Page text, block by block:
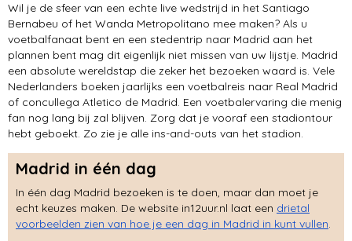
Wil je de sfeer van een echte live wedstrijd in het Santiago
Bernabeu of het Wanda Metropolitano mee maken? Als u
voetbalfanaat bent en een stedentrip naar Madrid aan het
plannen bent mag dit eigenlijk niet missen van uw lijstje. Madrid
een absolute wereldstap die zeker het bezoeken waard is. Vele
Nederlanders boeken jaarlijks een voetbalreis naar Real Madrid
of concullega Atletico de Madrid. Een voetbalervaring die menig
fan nog lang bij zal blijven. Zorg dat je vooraf een stadiontour
hebt geboekt. Zo zie je alle ins-and-outs van het stadion.
Madrid in één dag
In één dag Madrid bezoeken is te doen, maar dan moet je
echt keuzes maken. De website in12uur.nl laat een drietal
voorbeelden zien van hoe je een dag in Madrid in kunt vullen.